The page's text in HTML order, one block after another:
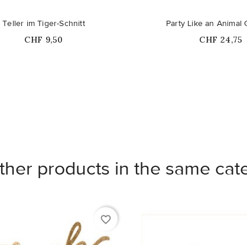
Teller im Tiger-Schnitt
Price
CHF 9,50
Party Like an Animal
Price
CHF 24,75
products in the same
favorite_border